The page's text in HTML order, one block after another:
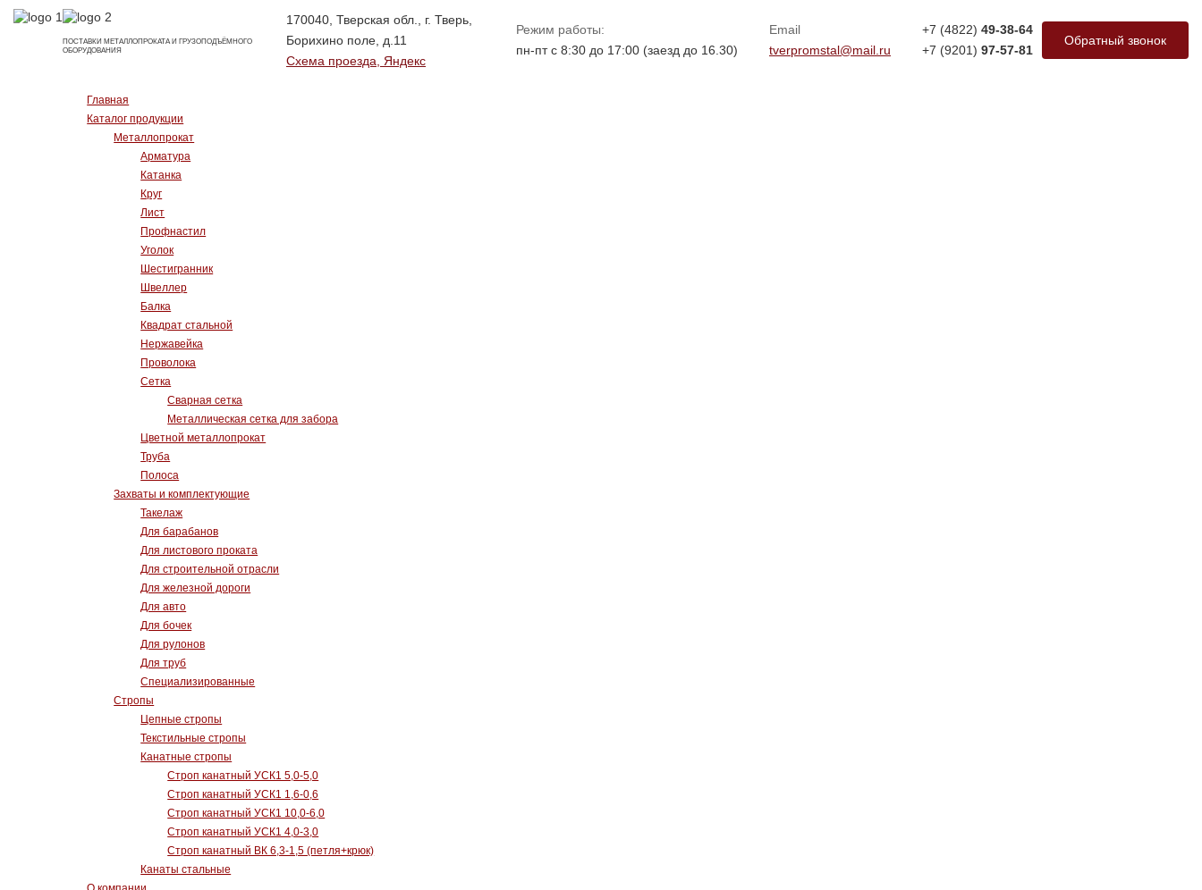
ПОСТАВКИ МЕТАЛЛОПРОКАТА И ГРУЗОПОДЪЁМНОГО
ОБОРУДОВАНИЯ
170040, Тверская обл., г. Тверь,
Борихино поле, д.11
Схема проезда, Яндекс
Режим работы:
пн-пт с 8:30 до 17:00 (заезд до 16.30)
Email
tverpromstal@mail.ru
+7 (4822) 49-38-64
+7 (9201) 97-57-81
Обратный звонок
Главная
Каталог продукции
Металлопрокат
Арматура
Катанка
Круг
Лист
Профнастил
Уголок
Шестигранник
Швеллер
Балка
Квадрат стальной
Нержавейка
Проволока
Сетка
Сварная сетка
Металлическая сетка для забора
Цветной металлопрокат
Труба
Полоса
Захваты и комплектующие
Такелаж
Для барабанов
Для листового проката
Для строительной отрасли
Для железной дороги
Для авто
Для бочек
Для рулонов
Для труб
Специализированные
Стропы
Цепные стропы
Текстильные стропы
Канатные стропы
Строп канатный УСК1 5,0-5,0
Строп канатный УСК1 1,6-0,6
Строп канатный УСК1 10,0-6,0
Строп канатный УСК1 4,0-3,0
Строп канатный ВК 6,3-1,5 (петля+крюк)
Канаты стальные